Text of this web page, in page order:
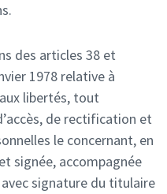
des articles 38 et
1978 relative à
libertés, tout
de rectification et
le concernant, en
signée, accompagnée
signature du titulaire